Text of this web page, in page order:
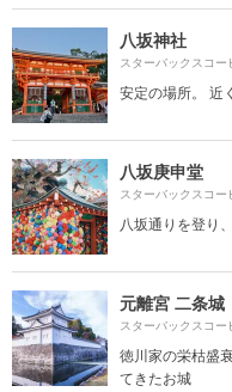
八坂神社
安定の場所。 近
八坂庚申堂
八坂通りを登り
元離宮 二条城
徳川家の栄枯盛
てきたお城